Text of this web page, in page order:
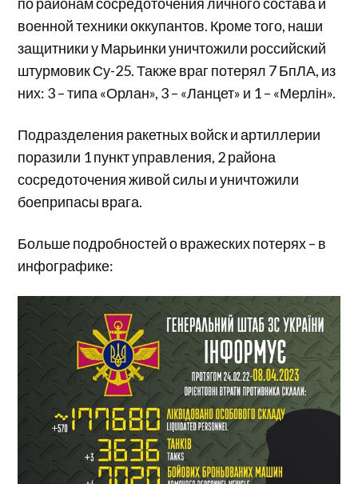
военной техники оккупантов. Кроме того, наши
защитники у Марьинки уничтожили российский
штурмовик Су-25. Также враг потерял 7 БпЛА, из
них: 3 – типа «Орлан», 3 – «Ланцет» и 1 – «Мерлін».
Подразделения ракетных войск и артиллерии
поразили 1 пункт управления, 2 района
сосредоточения живой силы и уничтожили
боеприпасы врага.
Больше подробностей о вражеских потерях – в
инфографике: